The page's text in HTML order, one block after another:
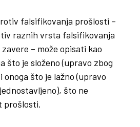
falsifikovanja prošlosti –
raznih vrsta falsifikovanja
– može opisati kao
što je složeno (upravo zbog
što je lažno (upravo
što ne
prošlosti.